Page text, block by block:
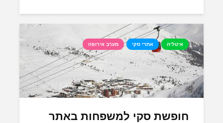
איטליה אתרי סקי מערב אירופה
חופשת סקי למשפחות באתר